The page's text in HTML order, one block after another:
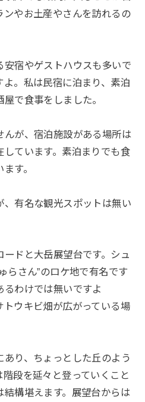
ンやお土産やさんを訪れるの
安宿やゲストハウスも多いで
。私は民宿に泊まり、素泊
で食事をしました。
んが、宿泊施設がある場所は
ています。素泊まりでも食
す。
、有名な観光スポットは無い
ドと大岳展望台です。シュ
らさん”のロケ地で有名です
るわけでは無いですよ
トウキビ畑が広がっている場
り、ちょっとした丘のよう
段を延々と登っていくこと
結構堪えます。展望台からは